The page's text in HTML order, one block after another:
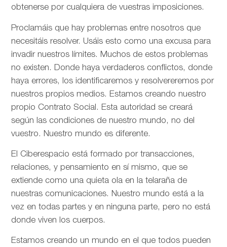
obtenerse por cualquiera de vuestras imposiciones.
Proclamáis que hay problemas entre nosotros que
necesitáis resolver. Usáis esto como una excusa para
invadir nuestros límites. Muchos de estos problemas
no existen. Donde haya verdaderos conflictos, donde
haya errores, los identificaremos y resolvereremos por
nuestros propios medios. Estamos creando nuestro
propio Contrato Social. Esta autoridad se creará
según las condiciones de nuestro mundo, no del
vuestro. Nuestro mundo es diferente.
El Ciberespacio está formado por transacciones,
relaciones, y pensamiento en sí mismo, que se
extiende como una quieta ola en la telaraña de
nuestras comunicaciones. Nuestro mundo está a la
vez en todas partes y en ninguna parte, pero no está
donde viven los cuerpos.
Estamos creando un mundo en el que todos pueden